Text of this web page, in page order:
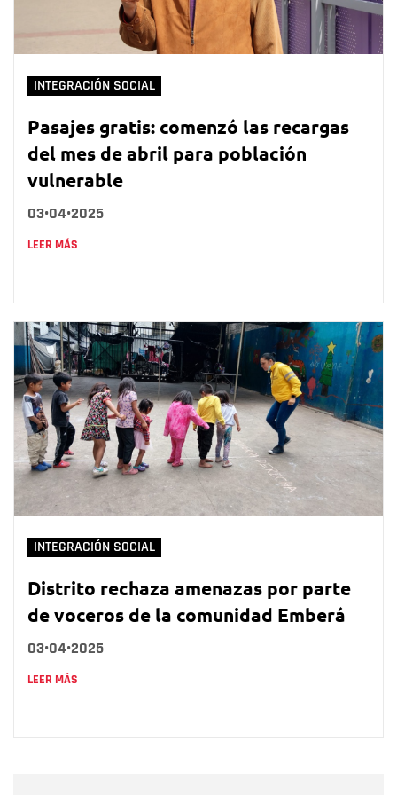
INTEGRACIÓN SOCIAL
Pasajes gratis: comenzó las recargas
del mes de abril para población
vulnerable
03•04•2025
LEER MÁS
INTEGRACIÓN SOCIAL
Distrito rechaza amenazas por parte
de voceros de la comunidad Emberá
03•04•2025
LEER MÁS